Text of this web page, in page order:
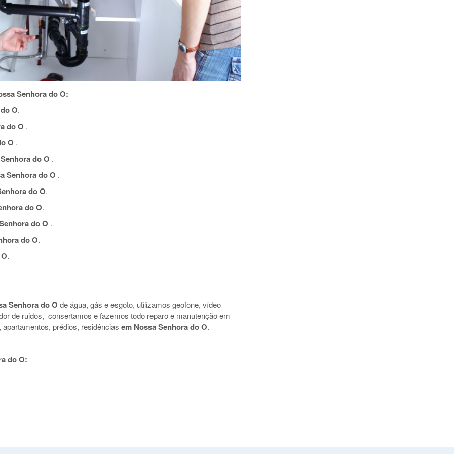
Senhora do O:
O.
do O .
O .
do O .
Senhora do O .
do O.
do O.
do O .
do O.
.
Senhora do O de água, gás e esgoto, utilizamos geofone, vídeo
de ruidos, consertamos e fazemos todo reparo e manutenção em
prédios, residências em Nossa Senhora do O.
do O: